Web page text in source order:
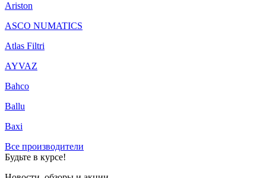
Ariston
ASCO NUMATICS
Atlas Filtri
AYVAZ
Bahco
Ballu
Baxi
Все производители
Будьте в курсе!